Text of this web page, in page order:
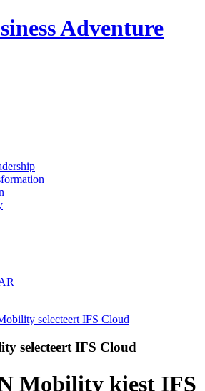
Adventure
selecteert IFS Cloud
selecteert IFS Cloud
Mobility kiest IFS